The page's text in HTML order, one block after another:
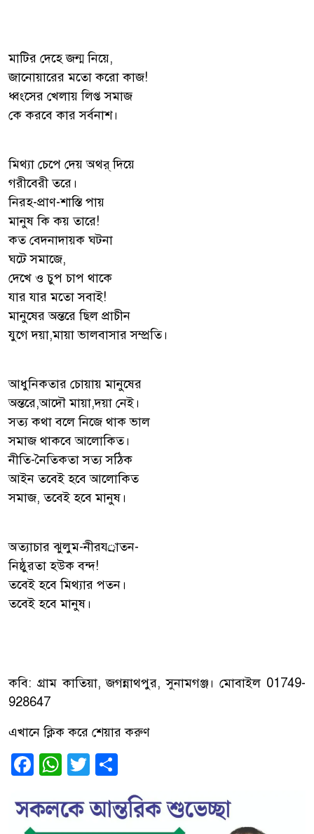
মাটির দেহে জন্ম নিয়ে,
জানোয়ারের মতো করো কাজ!
ধ্বংসের খেলায় লিপ্ত সমাজ
কে করবে কার সর্বনাশ।
মিথ্যা চেপে দেয় অথর্ দিয়ে
গরীবেরী তরে।
নিরহ-প্রাণ-শাস্তি পায়
মানুষ কি কয় তারে!
কত বেদনাদায়ক ঘটনা
ঘটে সমাজে,
দেখে ও চুপ চাপ থাকে
যার যার মতো সবাই!
মানুষের অন্তরে ছিল প্রাচীন
যুগে দয়া,মায়া ভালবাসার সম্প্রতি।
আধুনিকতার চোয়ায় মানুষের
অন্তরে,আদৌ মায়া,দয়া নেই।
সত্য কথা বলে নিজে থাক ভাল
সমাজ থাকবে আলোকিত।
নীতি-নৈতিকতা সত্য সঠিক
আইন তবেই হবে আলোকিত
সমাজ, তবেই হবে মানুষ।
অত্যাচার ঝুলুম-নীরযর্াতন-
নিষ্ঠুরতা হউক বন্দ!
তবেই হবে মিথ্যার পতন।
তবেই হবে মানুষ।
কবি: গ্রাম কাতিয়া, জগন্নাথপুর, সুনামগঞ্জ। মোবাইল 01749-
928647
এখানে ক্লিক করে শেয়ার করুণ
Facebook
WhatsApp
Twitter